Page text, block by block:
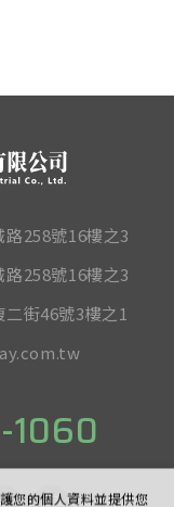
258號16樓之3
258號16樓之3
街46號3樓之1
您的個人資料並提供您